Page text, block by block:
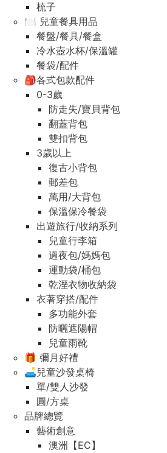
梳子
🍽️ 兒童餐具用品
餐盤/餐具/餐盒
冷水壺水杯/保溫罐
餐袋/配件
🎒各式包款配件
0-3歲
防走失/寶貝背包
翻蓋背包
雙扣背包
3歲以上
復古小背包
郵差包
萬用/大背包
保溫保冷餐袋
出遊旅行/收納系列
兒童行李箱
過夜包/媽媽包
運動袋/桶包
乾溼衣物收納袋
衣著穿搭/配件
多功能外套
防曬遮陽帽
兒童雨靴
🎁 彌月好禮
🛋️兒童沙發桌椅
單/雙人沙發
圓/方桌
品牌總覽
藝術創意
澳洲【EC】